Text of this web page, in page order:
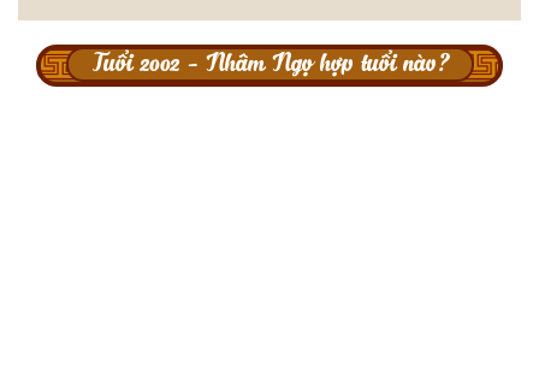
Tuổi 2002 - Nhâm Ngọ hợp tuổi nào?